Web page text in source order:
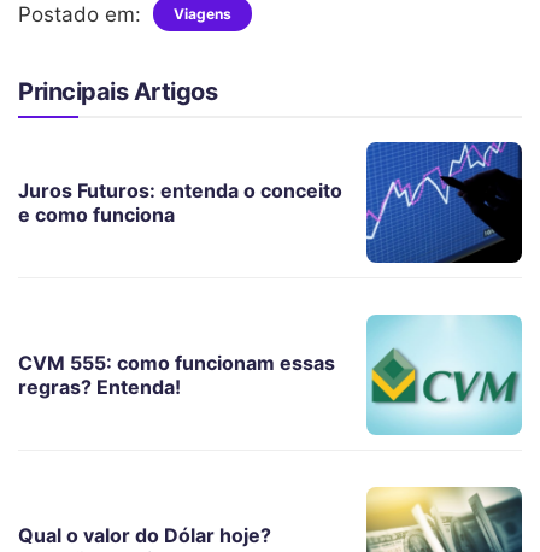
Postado em: Viagens
Principais Artigos
Juros Futuros: entenda o conceito
e como funciona
CVM 555: como funcionam essas
regras? Entenda!
Qual o valor do Dólar hoje?